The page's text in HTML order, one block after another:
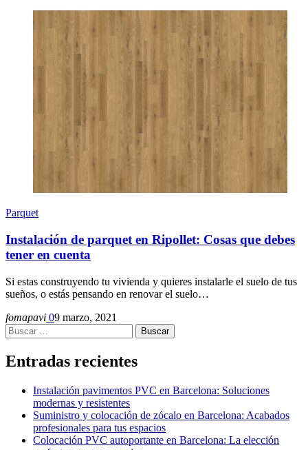
Parquet
Instalación de parquet en Ripollet: Cosas que debes
tener en cuenta
Si estas construyendo tu vivienda y quieres instalarle el suelo de tus
sueños, o estás pensando en renovar el suelo…
fomapavi 09 marzo, 2021
Buscar:
Entradas recientes
Instalación pavimentos PVC en Barcelona: Soluciones
modernas y resistentes
Suministro y colocación de zócalo en Barcelona: Acabados
profesionales para tus espacios
Colocación PVC autoportante en Barcelona: La elección